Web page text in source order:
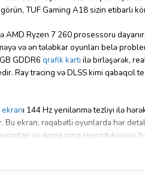
TUF Gaming A18 sizin etibarlı
AMD Ryzen 7 260 prosessoru
və ən tələbkar oyunları belə
GDDR6qrafik kartı ilə birləşərək,
Ray tracing və DLSS kimi qabaqcıl
ekranı 144 Hz yenilənmə tezliyi ilə
Bu ekran, rəqabətli oyunlarda hər
və dəqiq rəng reproduksiyası